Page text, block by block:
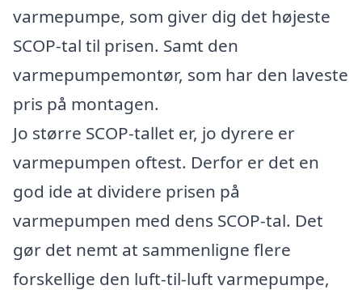
varmepumpe, som giver dig det højeste
SCOP-tal til prisen. Samt den
varmepumpemontør, som har den laveste
pris på montagen.
Jo større SCOP-tallet er, jo dyrere er
varmepumpen oftest. Derfor er det en
god ide at dividere prisen på
varmepumpen med dens SCOP-tal. Det
gør det nemt at sammenligne flere
forskellige den luft-til-luft varmepumpe,